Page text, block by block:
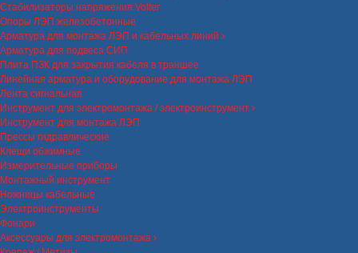
Стабилизаторы напряжения Volter
Опоры ЛЭП железобетонные
Арматура для монтажа ЛЭП и кабельных линий
Арматура для подвеса СИП
Плита ПЗК для закрытия кабеля в траншее
Линейная арматура и оборудование для монтажа ЛЭП
Лента сигнальная
Инструмент для электромонтажа / электроинструмент
Инструмент для монтажа ЛЭП
Прессы гидравлические
Клещи обжимные
Измерительные приборы
Монтажный инструмент
Ножницы кабельные
Электроинструменты
Фонари
Аксессуары для электромонтажа